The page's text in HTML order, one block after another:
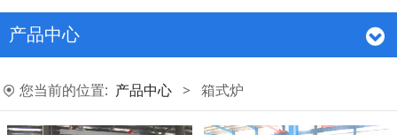
产品中心
您当前的位置: 产品中心 > 箱式炉